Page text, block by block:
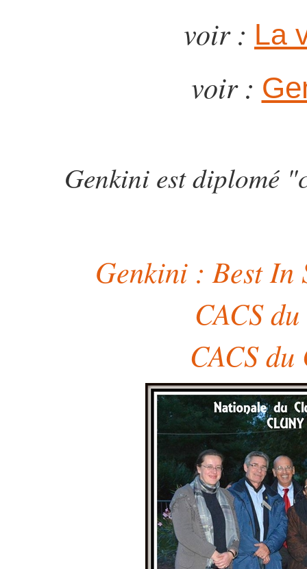
voir : La
voir :
Genkini est diplomé
Genkini : Best
CACS
CACS